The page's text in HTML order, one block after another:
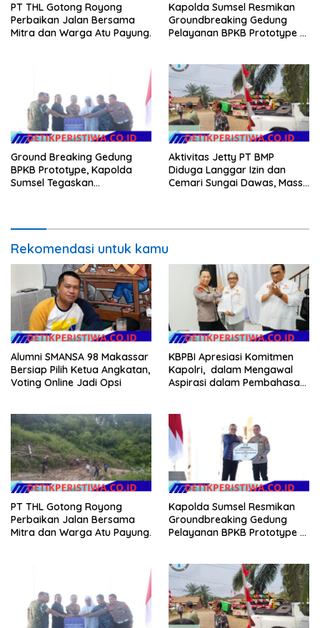
PT THL Gotong Royong
Perbaikan Jalan Bersama
Mitra dan Warga Atu Payung.
Kapolda Sumsel Resmikan
Groundbreaking Gedung
Pelayanan BPKB Prototype di
Ground Breaking Gedung
BPKB Prototype, Kapolda
Sumsel Tegaskan
Aktivitas Jetty PT BMP
Diduga Langgar Izin dan
Cemari Sungai Dawas, Massa
Rekomendasi untuk kamu
Alumni SMANSA 98 Makassar
Bersiap Pilih Ketua Angkatan,
Voting Online Jadi Opsi
KBPBI Apresiasi Komitmen
Kapolri, dalam Mengawal
Aspirasi dalam Pembahasan
PT THL Gotong Royong
Perbaikan Jalan Bersama
Mitra dan Warga Atu Payung.
Kapolda Sumsel Resmikan
Groundbreaking Gedung
Pelayanan BPKB Prototype di